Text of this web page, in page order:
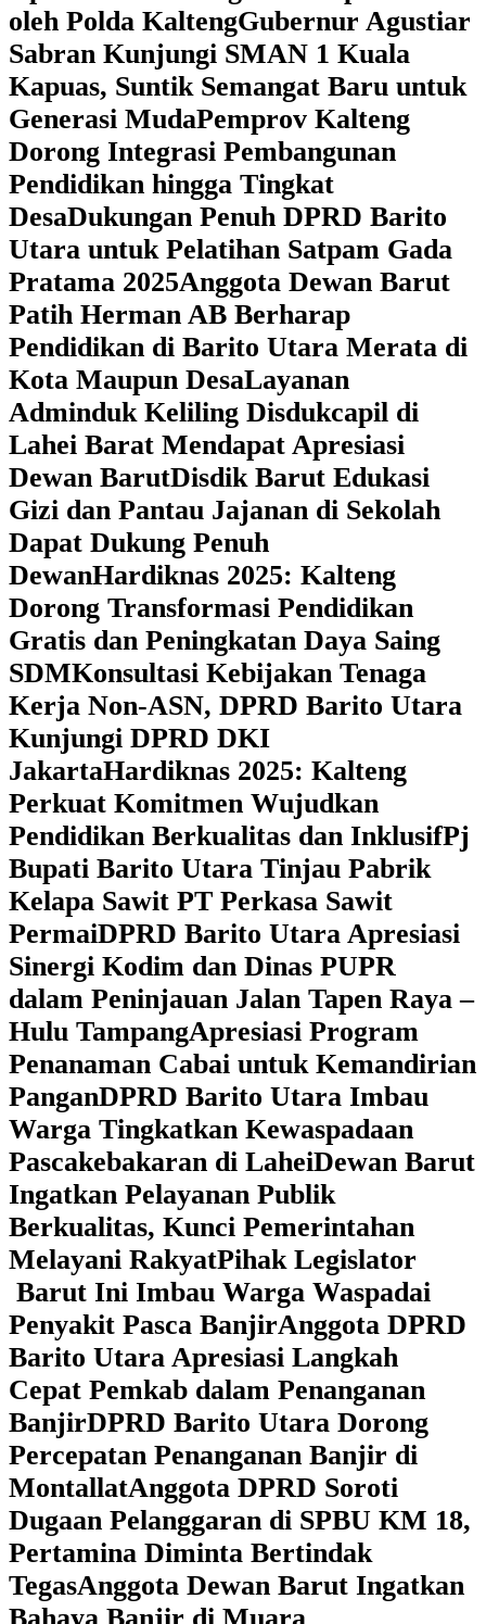
oleh Polda Kalteng‎Gubernur Agustiar
Sabran Kunjungi SMAN 1 Kuala
Kapuas, Suntik Semangat Baru untuk
Generasi Muda‎Pemprov Kalteng
Dorong Integrasi Pembangunan
Pendidikan hingga Tingkat
DesaDukungan Penuh DPRD Barito
Utara untuk Pelatihan Satpam Gada
Pratama 2025Anggota Dewan Barut
Patih Herman AB Berharap
Pendidikan di Barito Utara Merata di
Kota Maupun DesaLayanan
Adminduk Keliling Disdukcapil di
Lahei Barat Mendapat Apresiasi
Dewan BarutDisdik Barut Edukasi
Gizi dan Pantau Jajanan di Sekolah
Dapat Dukung Penuh
DewanHardiknas 2025: Kalteng
Dorong Transformasi Pendidikan
Gratis dan Peningkatan Daya Saing
SDMKonsultasi Kebijakan Tenaga
Kerja Non-ASN, DPRD Barito Utara
Kunjungi DPRD DKI
JakartaHardiknas 2025: Kalteng
Perkuat Komitmen Wujudkan
Pendidikan Berkualitas dan InklusifPj
Bupati Barito Utara Tinjau Pabrik
Kelapa Sawit PT Perkasa Sawit
PermaiDPRD Barito Utara Apresiasi
Sinergi Kodim dan Dinas PUPR
dalam Peninjauan Jalan Tapen Raya –
Hulu TampangApresiasi Program
Penanaman Cabai untuk Kemandirian
PanganDPRD Barito Utara Imbau
Warga Tingkatkan Kewaspadaan
Pascakebakaran di LaheiDewan Barut
Ingatkan Pelayanan Publik
Berkualitas, Kunci Pemerintahan
Melayani RakyatPihak Legislator
Barut Ini Imbau Warga Waspadai
Penyakit Pasca BanjirAnggota DPRD
Barito Utara Apresiasi Langkah
Cepat Pemkab dalam Penanganan
BanjirDPRD Barito Utara Dorong
Percepatan Penanganan Banjir di
MontallatAnggota DPRD Soroti
Dugaan Pelanggaran di SPBU KM 18,
Pertamina Diminta Bertindak
TegasAnggota Dewan Barut Ingatkan